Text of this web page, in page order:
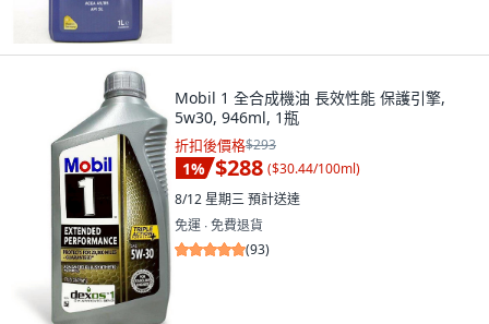
Mobil 1 全合成機油 長效性能 保護引擎,
5w30, 946ml, 1瓶
折扣後價格$293
1% $288 ($30.44/100ml)
8/12 星期三預計送達
免運 ∙ 免費退貨
(93)